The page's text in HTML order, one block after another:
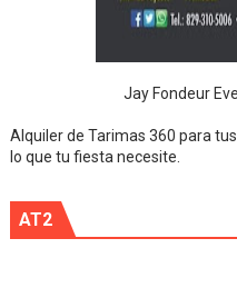
Jay Fondeur
Alquiler de Tarimas 360 para
lo que tu fiesta necesite.
AT2